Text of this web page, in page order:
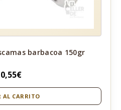
barbacoa 150gr
€
AL CARRITO